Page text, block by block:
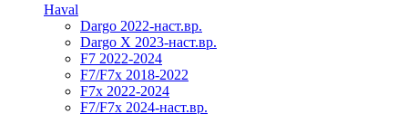
Haval
Dargo 2022-наст.вр.
Dargo X 2023-наст.вр.
F7 2022-2024
F7/F7x 2018-2022
F7x 2022-2024
F7/F7x 2024-наст.вр.